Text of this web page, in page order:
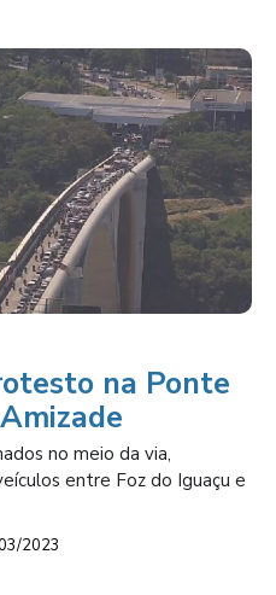
na Ponte
no meio da via,
entre Foz do Iguaçu e
2023